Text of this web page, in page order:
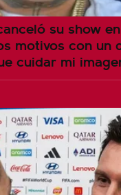
su show
motivos con un
cuidar mi